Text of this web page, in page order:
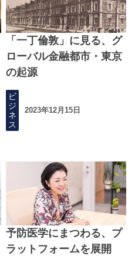
「一丁倫敦」に見る、グ
ローバル金融都市・東京
の起源
ビ
ジ
ネ
ス
2023年12月15日
予防医学にまつわる、プ
ラットフォームを展開